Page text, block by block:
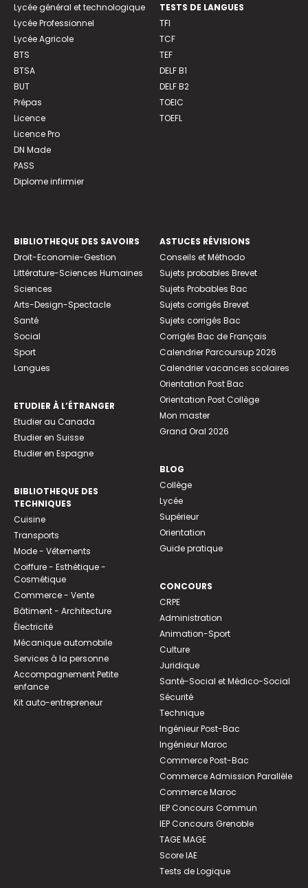
Lycée général et technologique
Lycée Professionnel
Lycée Agricole
BTS
BTSA
BUT
Prépas
Licence
Licence Pro
DN Made
PASS
Diplome infirmier
TESTS DE LANGUES
TFI
TCF
TEF
DELF B1
DELF B2
TOEIC
TOEFL
BIBLIOTHEQUE DES SAVOIRS
Droit-Economie-Gestion
Littérature-Sciences Humaines
Sciences
Arts-Design-Spectacle
Santé
Social
Sport
Langues
ETUDIER À L’ÉTRANGER
Etudier au Canada
Etudier en Suisse
Etudier en Espagne
BIBLIOTHEQUE DES
TECHNIQUES
Cuisine
Transports
Mode - Vêtements
Coiffure - Esthétique -
Cosmétique
Commerce - Vente
Bâtiment - Architecture
Électricité
Mécanique automobile
Services à la personne
Accompagnement Petite
enfance
Kit auto-entrepreneur
ASTUCES RÉVISIONS
Conseils et Méthodo
Sujets probables Brevet
Sujets Probables Bac
Sujets corrigés Brevet
Sujets corrigés Bac
Corrigés Bac de Français
Calendrier Parcoursup 2026
Calendrier vacances scolaires
Orientation Post Bac
Orientation Post Collège
Mon master
Grand Oral 2026
BLOG
Collège
Lycée
Supérieur
Orientation
Guide pratique
CONCOURS
CRPE
Administration
Animation-Sport
Culture
Juridique
Santé-Social et Médico-Social
Sécurité
Technique
Ingénieur Post-Bac
Ingénieur Maroc
Commerce Post-Bac
Commerce Admission Parallèle
Commerce Maroc
IEP Concours Commun
IEP Concours Grenoble
TAGE MAGE
Score IAE
Tests de Logique